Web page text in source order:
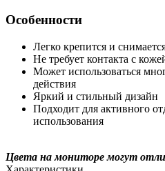
Особенности
Легко крепится и
Не требует контакта с
Может использоваться
действия
Яркий и стильный дизайн
Подходит для активного
использования
Цвета на мониторе могут